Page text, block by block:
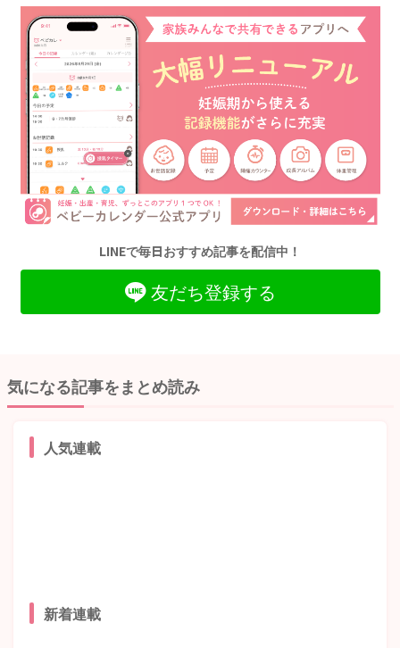
LINEで毎日おすすめ記事を配信中！
友だち登録する
気になる記事をまとめ読み
人気連載
新着連載